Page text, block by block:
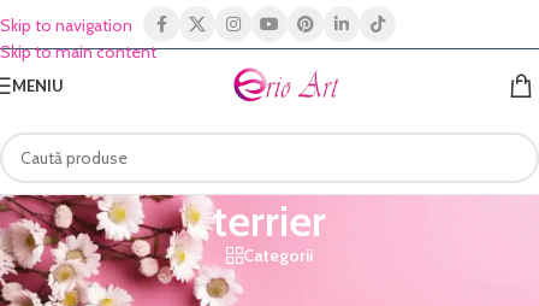
Skip to navigation
Skip to main content
MENIU
terrier
Categorii
Prima pagină/Shop/Produse etichetate „terrier”